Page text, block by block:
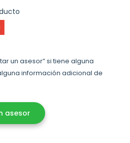
un asesor” si tiene alguna
información adicional de
asesor